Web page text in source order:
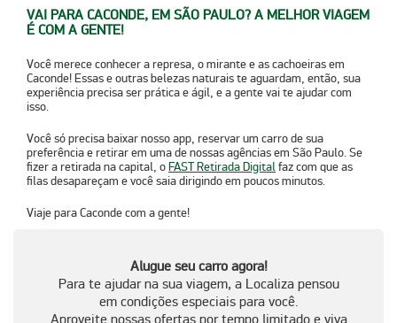
VAI PARA CACONDE, EM SÃO PAULO? A MELHOR VIAGEM
É COM A GENTE!
Você merece conhecer a represa, o mirante e as cachoeiras em
Caconde! Essas e outras belezas naturais te aguardam, então, sua
experiência precisa ser prática e ágil, e a gente vai te ajudar com
isso.
Você só precisabaixar nosso app, reservar um carro de sua
preferência e retirar em uma de nossas agências em São Paulo. Se
fizer a retirada na capital, oFAST Retirada Digitalfaz com que as
filas desapareçam e você saia dirigindo em poucos minutos.
Viaje paraCacondecom a gente!
Alugue seu carro agora!
Para te ajudar na sua viagem, a Localiza pensou
em condições especiais para você.